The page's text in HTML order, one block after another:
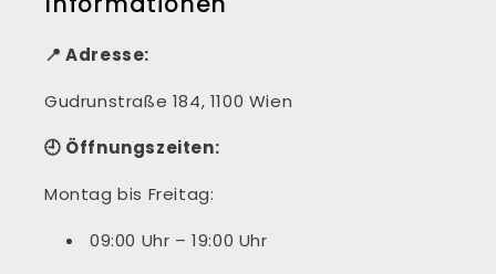
📍 Adresse:
Gudrunstraße 184, 1100 Wien
🕘 Öffnungszeiten:
Montag bis Freitag:
09:00 Uhr – 19:00 Uhr